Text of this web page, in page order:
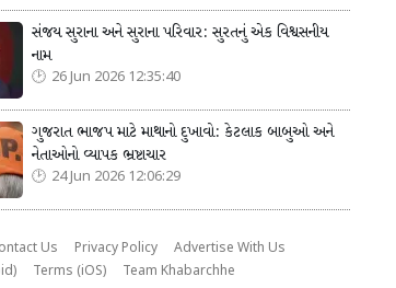
સંજય સુરાના અને સુરાના પરિવાર: સુરતનું એક વિશ્વસનીય
નામ
26 Jun 2026 12:35:40
ગુજરાત ભાજપ માટે માથાનો દુખાવો: કેટલાક બાબુઓ અને
નેતાઓનો વ્યાપક ભ્રષ્ટાચાર
24 Jun 2026 12:06:29
Us Privacy Policy
Advertise With Us
Terms (iOS) Team Khabarchhe